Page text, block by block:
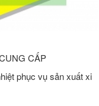
CẤP
phục vụ sản xuất xi